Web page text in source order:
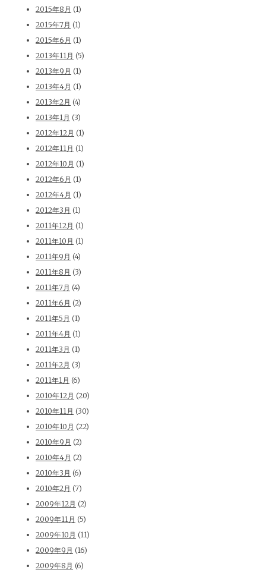
2015年8月 (1)
2015年7月 (1)
2015年6月 (1)
2013年11月 (5)
2013年9月 (1)
2013年4月 (1)
2013年2月 (4)
2013年1月 (3)
2012年12月 (1)
2012年11月 (1)
2012年10月 (1)
2012年6月 (1)
2012年4月 (1)
2012年3月 (1)
2011年12月 (1)
2011年10月 (1)
2011年9月 (4)
2011年8月 (3)
2011年7月 (4)
2011年6月 (2)
2011年5月 (1)
2011年4月 (1)
2011年3月 (1)
2011年2月 (3)
2011年1月 (6)
2010年12月 (20)
2010年11月 (30)
2010年10月 (22)
2010年9月 (2)
2010年4月 (2)
2010年3月 (6)
2010年2月 (7)
2009年12月 (2)
2009年11月 (5)
2009年10月 (11)
2009年9月 (16)
2009年8月 (6)